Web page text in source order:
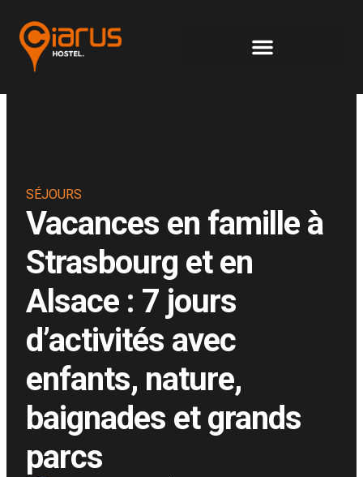
SÉJOURS
Vacances en famille à
Strasbourg et en
Alsace : 7 jours
d’activités avec
enfants, nature,
baignades et grands
parcs